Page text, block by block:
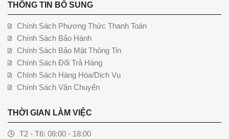
THÔNG TIN BỔ SUNG
Chính Sách Phương Thức Thanh Toán
Chính Sách Bảo Hành
Chính Sách Bảo Mật Thông Tin
Chính Sách Đổi Trả Hàng
Chính Sách Hàng Hóa/Dịch Vụ
Chính Sách Vận Chuyển
THỜI GIAN LÀM VIỆC
T2 - T6: 08:00 - 18:00